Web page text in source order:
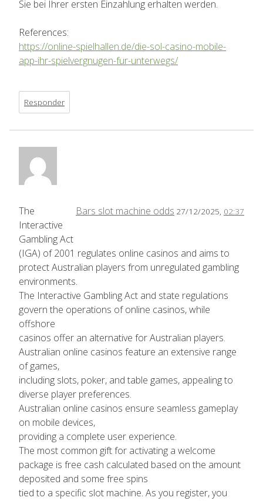
Sie bei Ihrer ersten Einzahlung erhalten werden.
References:
https://online-spielhallen.de/die-sol-casino-mobile-
app-ihr-spielvergnugen-fur-unterwegs/
Responder
Bars slot machine odds 27/12/2025, 02:37
The
Interactive
Gambling Act
(IGA) of 2001 regulates online casinos and aims to
protect Australian players from unregulated gambling
environments.
The Interactive Gambling Act and state regulations
govern the operations of online casinos, while
offshore
casinos offer an alternative for Australian players.
Australian online casinos feature an extensive range
of games,
including slots, poker, and table games, appealing to
diverse player preferences.
Australian online casinos ensure seamless gameplay
on mobile devices,
providing a complete user experience.
The most common gift for activating a welcome
package is free cash calculated based on the amount
deposited and some free spins
tied to a specific slot machine. As you register, you